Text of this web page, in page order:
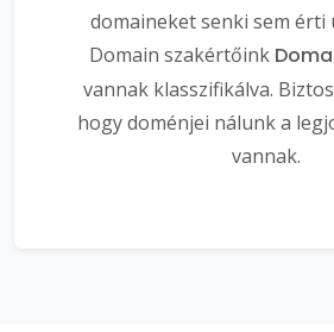
domaineket senki sem érti
Domain szakértőink
vannak klasszifikálva.
hogy doménjei nálunk a
vannak.